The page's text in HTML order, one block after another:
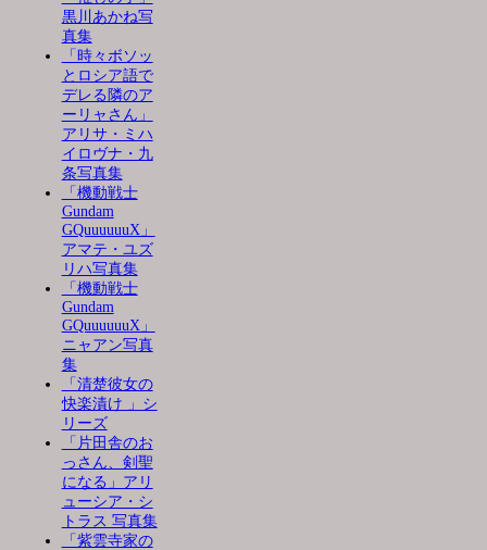
黒川あかね写
真集
「時々ボソッ
とロシア語で
デレる隣のア
ーリャさん」
アリサ・ミハ
イロヴナ・九
条写真集
「機動戦士
Gundam
GQuuuuuuX」
アマテ・ユズ
リハ写真集
「機動戦士
Gundam
GQuuuuuuX」
ニャアン写真
集
「清楚彼女の
快楽漬け 」シ
リーズ
「片田舎のお
っさん、剣聖
になる」アリ
ューシア・シ
トラス 写真集
「紫雲寺家の